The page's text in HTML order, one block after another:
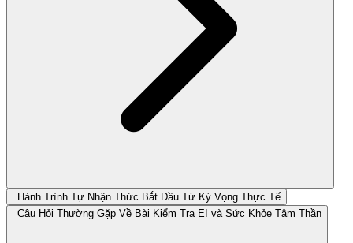
Hành Trình Tự Nhận Thức Bắt Đầu Từ Kỳ Vọng Thực Tế
Câu Hỏi Thường Gặp Về Bài Kiểm Tra EI và Sức Khỏe Tâm Thần